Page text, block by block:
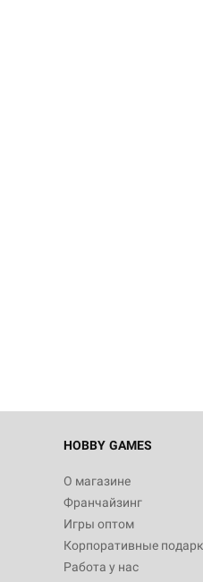
HOBBY GAMES
О магазине
Франчайзинг
Игры оптом
Корпоративные
Работа у нас
Настольная игра
Белая смерть
12 990
Настольная игра
3 490